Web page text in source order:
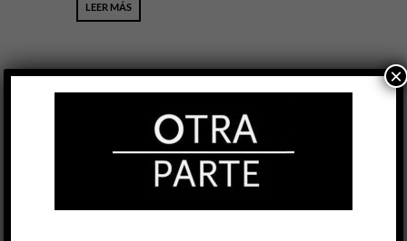
LEER MÁS
×